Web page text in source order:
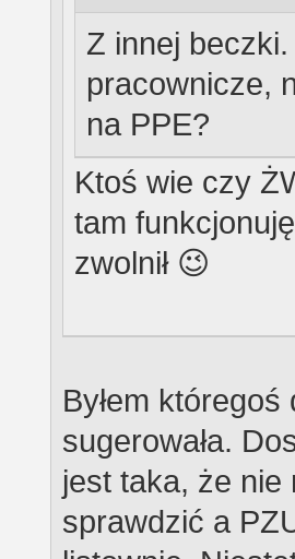
Z innej
pracownicze,
na PPE?
Ktoś wie czy
tam
zwolnił 😉
Byłem
sugerowała.
jest taka, że nie
sprawdzić a